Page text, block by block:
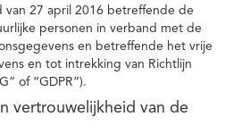
van 27 april 2016 betreffende de
personen in verband met de
en betreffende het vrije
en tot intrekking van Richtlijn
of “GDPR”).
vertrouwelijkheid van de